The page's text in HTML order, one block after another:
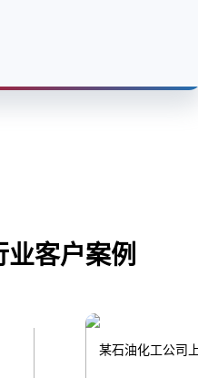
业客户案例
某石油化工公司